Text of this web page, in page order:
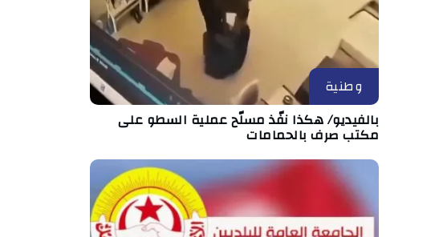
وطنية
بالفيديو/ هكذا نفّذ مسلّح عملية السطو على
مكتب صرف بالحمامات